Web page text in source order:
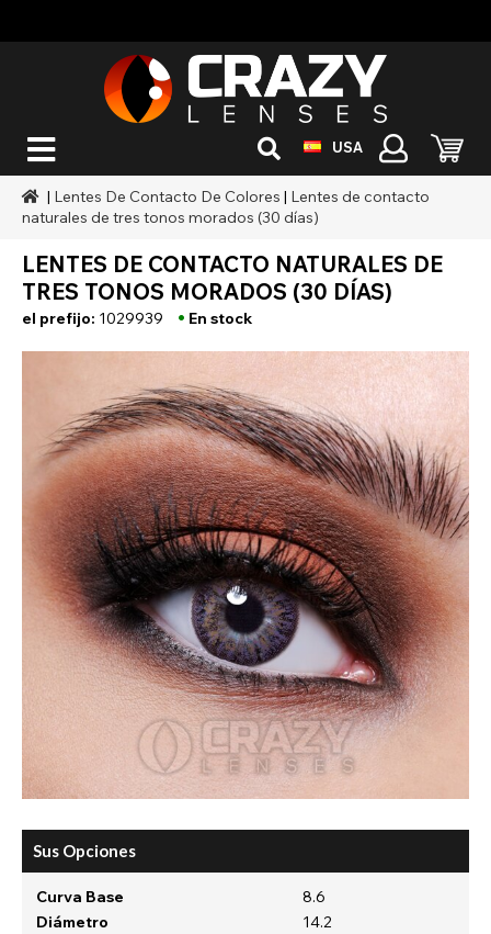
USA
| Lentes De Contacto De Colores | Lentes de contacto
naturales de tres tonos morados (30 días)
LENTES DE CONTACTO NATURALES DE
TRES TONOS MORADOS (30 DÍAS)
el prefijo: 1029939 • En stock
Sus Opciones
Curva Base
8.6
Diámetro
14.2